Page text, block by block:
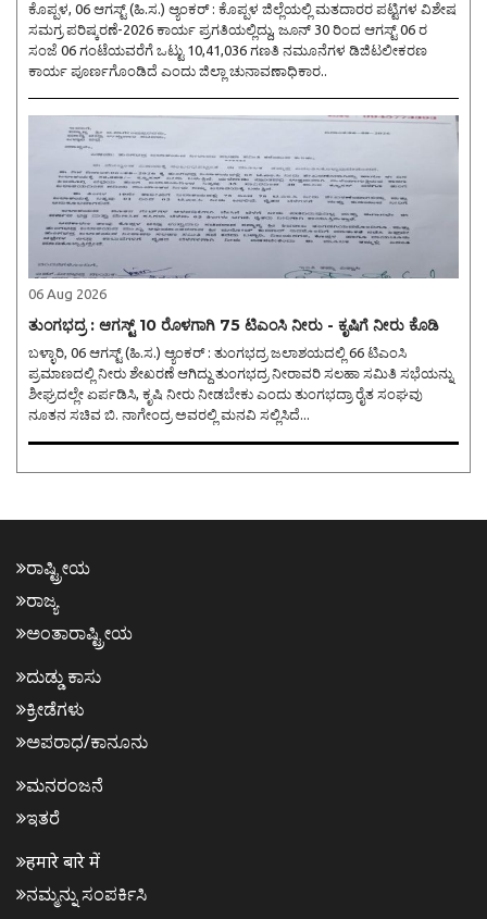
ಕೊಪ್ಪಳ, 06 ಆಗಸ್ಟ್ (ಹಿ.ಸ.) ಆ್ಯಂಕರ್ : ಕೊಪ್ಪಳ ಜಿಲ್ಲೆಯಲ್ಲಿ ಮತದಾರರ ಪಟ್ಟಿಗಳ ವಿಶೇಷ
ಸಮಗ್ರ ಪರಿಷ್ಕರಣೆ-2026 ಕಾರ್ಯ ಪ್ರಗತಿಯಲ್ಲಿದ್ದು, ಜೂನ್ 30 ರಿಂದ ಆಗಸ್ಟ್ 06 ರ
ಸಂಜೆ 06 ಗಂಟೆಯವರೆಗೆ ಒಟ್ಟು 10,41,036 ಗಣತಿ ನಮೂನೆಗಳ ಡಿಜಿಟಲೀಕರಣ
ಕಾರ್ಯ ಪೂರ್ಣಗೊಂಡಿದೆ ಎಂದು ಜಿಲ್ಲಾ ಚುನಾವಣಾಧಿಕಾರ..
06 Aug 2026
ತುಂಗಭದ್ರ : ಆಗಸ್ಟ್ 10 ರೊಳಗಾಗಿ 75 ಟಿಎಂಸಿ ನೀರು - ಕೃಷಿಗೆ ನೀರು ಕೊಡಿ
ಬಳ್ಳಾರಿ, 06 ಆಗಸ್ಟ್ (ಹಿ.ಸ.) ಆ್ಯಂಕರ್ : ತುಂಗಭದ್ರ ಜಲಾಶಯದಲ್ಲಿ 66 ಟಿಎಂಸಿ
ಪ್ರಮಾಣದಲ್ಲಿ ನೀರು ಶೇಖರಣೆ ಆಗಿದ್ದು ತುಂಗಭದ್ರ ನೀರಾವರಿ ಸಲಹಾ ಸಮಿತಿ ಸಭೆಯನ್ನು
ಶೀಘ್ರದಲ್ಲೇ ಏರ್ಪಡಿಸಿ, ಕೃಷಿ ನೀರು ನೀಡಬೇಕು ಎಂದು ತುಂಗಭದ್ರಾ ರೈತ ಸಂಘವು
ನೂತನ ಸಚಿವ ಬಿ. ನಾಗೇಂದ್ರ ಅವರಲ್ಲಿ ಮನವಿ ಸಲ್ಲಿಸಿದೆ...
ರಾಷ್ಟ್ರೀಯ
ರಾಜ್ಯ
ಅಂತಾರಾಷ್ಟ್ರೀಯ
ದುಡ್ಡು ಕಾಸು
ಕ್ರೀಡೆಗಳು
ಅಪರಾಧ/ಕಾನೂನು
ಮನರಂಜನೆ
ಇತರೆ
हमारे बारे में
ನಮ್ಮನ್ನು ಸಂಪರ್ಕಿಸಿ